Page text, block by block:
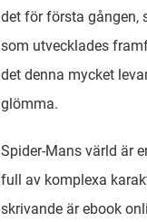
det för första gången,
som utvecklades
det denna mycket
glömma.
Spider-Mans värld är
full av komplexa
skrivande är ebook